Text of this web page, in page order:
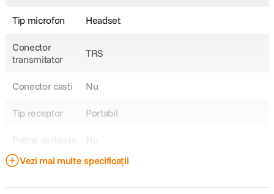
Tip microfon Headset
Conector
transmitator
TRS
Conector casti Nu
Tip receptor Portabil
Patina dedicata Nu
Banda
Vezi mai multe specificații